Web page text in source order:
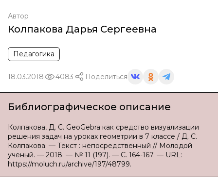
Автор
Колпакова Дарья Сергеевна
Педагогика
18.03.2018 4083 Поделиться
Библиографическое описание
Колпакова, Д. С. GeoGebra как средство визуализации
решения задач на уроках геометрии в 7 классе / Д. С.
Колпакова. — Текст : непосредственный // Молодой
ученый. — 2018. — № 11 (197). — С. 164-167. — URL:
https://moluch.ru/archive/197/48799.